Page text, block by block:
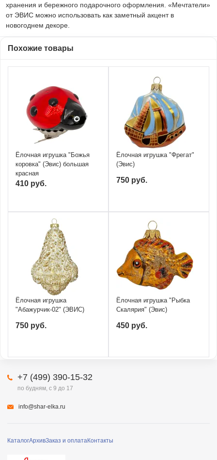
хранения и бережного подарочного оформления. «Мечтатели»
от ЭВИС можно использовать как заметный акцент в
новогоднем декоре.
Похожие товары
Ёлочная игрушка "Божья
коровка" (Эвис) большая
красная
410 руб.
Ёлочная игрушка "Фрегат"
(Эвис)
750 руб.
Ёлочная игрушка
"Абажурчик-02" (ЭВИС)
750 руб.
Ёлочная игрушка "Рыбка
Скалярия" (Эвис)
450 руб.
КаталогАрхивЗаказ и оплатаКонтакты
+7 (499) 390-15-32
по будням, с 9 до 17
info@shar-elka.ru